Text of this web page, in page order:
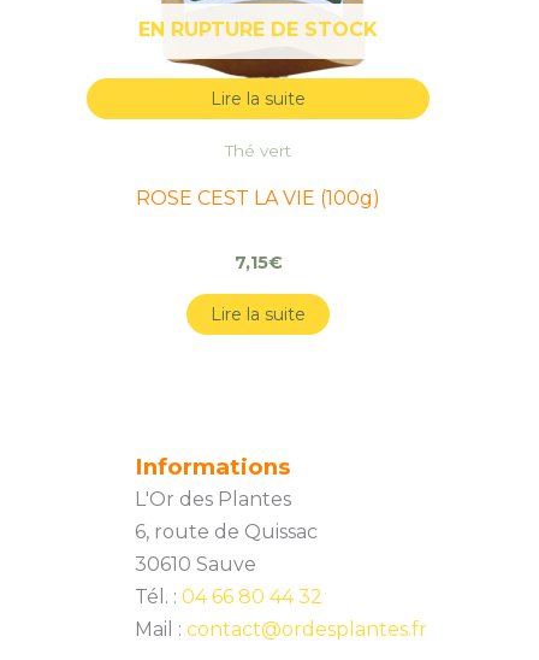
EN RUPTURE DE STOCK
Lire la suite
Thé vert
ROSE CEST LA VIE (100g)
7,15€
Lire la suite
Informations
L'Or des Plantes
6, route de Quissac
30610 Sauve
Tél. : 04 66 80 44 32
Mail : contact@ordesplantes.fr